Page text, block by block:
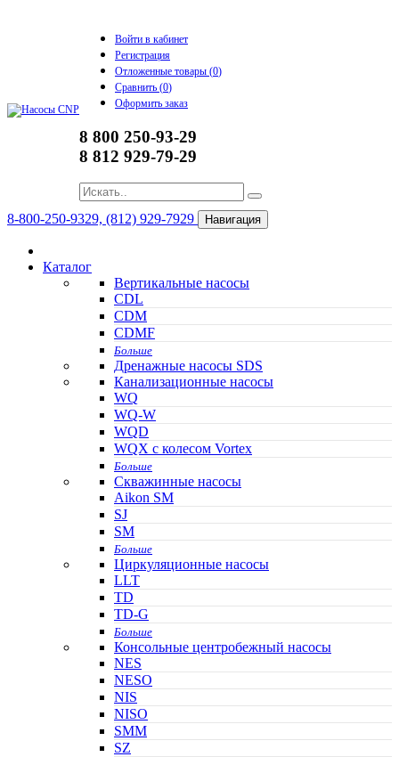
Войти в кабинет
Регистрация
Отложенные товары (0)
Сравнить (0)
Оформить заказ
8 800 250-93-29
8 812 929-79-29
8-800-250-9329, (812) 929-7929 Навигация
Каталог
Вертикальные насосы
CDL
CDM
CDMF
Больше
Дренажные насосы SDS
Канализационные насосы
WQ
WQ-W
WQD
WQX с колесом Vortex
Больше
Скважинные насосы
Aikon SM
SJ
SM
Больше
Циркуляционные насосы
LLT
TD
TD-G
Больше
Консольные центробежный насосы
NES
NESO
NIS
NISO
SMM
SZ